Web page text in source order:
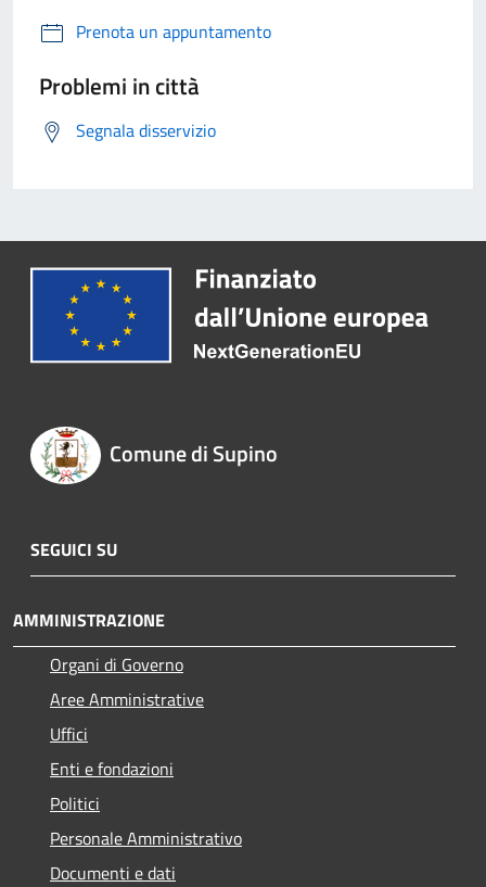
Prenota un appuntamento
Problemi in città
Segnala disservizio
Comune di Supino
SEGUICI SU
AMMINISTRAZIONE
Organi di Governo
Aree Amministrative
Uffici
Enti e fondazioni
Politici
Personale Amministrativo
Documenti e dati